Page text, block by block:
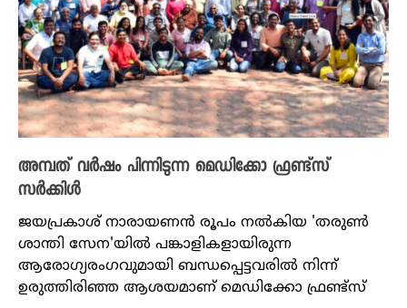
അമ്പത് വർഷം പിന്നിടുന്ന മെഡിക്കോ ഫ്രണ്ട്സ്
സർക്കിൾ
ജയപ്രകാശ് നാരായണൻ രൂപം നൽകിയ 'തരുൺ
ശാന്തി സേന'യിൽ പങ്കാളികളായിരുന്ന
ആരോഗ്യരംഗവുമായി ബന്ധപ്പെട്ടവരിൽ നിന്ന്
ഉരുത്തിരിഞ്ഞ ആശയമാണ് മെഡിക്കോ ഫ്രണ്ട്‌സ്